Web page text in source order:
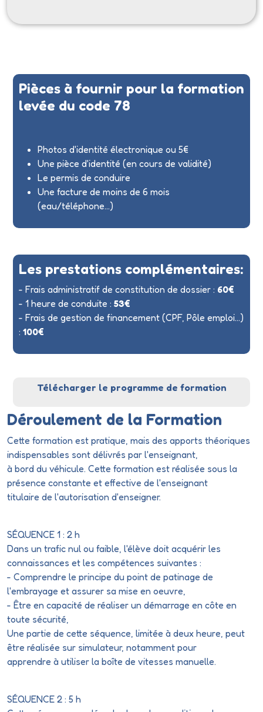
Pièces à fournir pour la formation
levée du code 78
Photos d'identité électronique ou 5€
Une pièce d'identité (en cours de validité)
Le permis de conduire
Une facture de moins de 6 mois
(eau/téléphone...)
Les prestations complémentaires:
- Frais administratif de constitution de dossier : 60€
- 1 heure de conduite : 53€
- Frais de gestion de financement (CPF, Pôle emploi...)
: 100€
Télécharger le programme de formation
Déroulement de la Formation
Cette formation est pratique, mais des apports théoriques
indispensables sont délivrés par l'enseignant,
à bord du véhicule. Cette formation est réalisée sous la
présence constante et effective de l'enseignant
titulaire de l'autorisation d'enseigner.
SÉQUENCE 1 : 2 h
Dans un trafic nul ou faible, l'élève doit acquérir les
connaissances et les compétences suivantes :
- Comprendre le principe du point de patinage de
l'embrayage et assurer sa mise en oeuvre,
- Être en capacité de réaliser un démarrage en côte en
toute sécurité,
Une partie de cette séquence, limitée à deux heure, peut
être réalisée sur simulateur, notamment pour
apprendre à utiliser la boîte de vitesses manuelle.
SÉQUENCE 2 : 5 h